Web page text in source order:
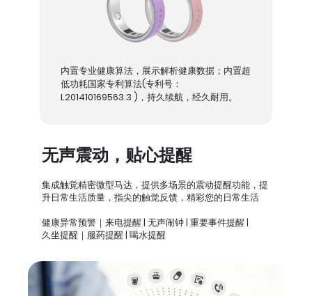
内置专业健康算法，展示解析健康数据；内置超
低功耗国家专利算法(专利号：
L201410169563.3 )，持久续航，经久耐用。
无声震动，贴心提醒
集成触觉精密微型马达，提供多场景的震动提醒功能，提
升日常生活质量，指尖的触觉反馈，精彩您的日常生活
健康异常预警｜来电提醒 | 无声闹钟 | 重要事件提醒 |
久坐提醒｜服药提醒 | 喝水提醒